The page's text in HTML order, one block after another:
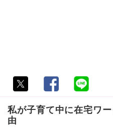
私が子育て中に在宅ワ
由